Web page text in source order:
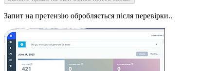
Запит на претензію обробляється після перевірки..